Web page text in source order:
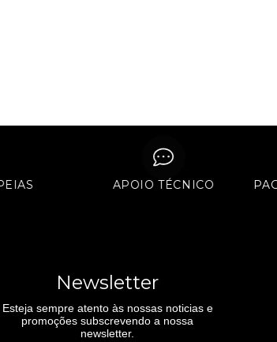
APOIO TÉCNICO
Newsletter
Esteja sempre atento às nossas noticias e
promoções subscrevendo a nossa
newsletter.